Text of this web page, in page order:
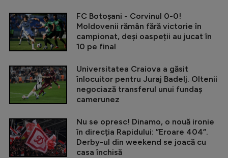
FC Botoșani - Corvinul 0-0!
Moldovenii rămân fără victorie în
campionat, deși oaspeții au jucat în
10 pe final
Universitatea Craiova a găsit
înlocuitor pentru Juraj Badelj. Oltenii
negociază transferul unui fundaș
camerunez
Nu se opresc! Dinamo, o nouă ironie
în direcția Rapidului: ”Eroare 404”.
Derby-ul din weekend se joacă cu
casa închisă